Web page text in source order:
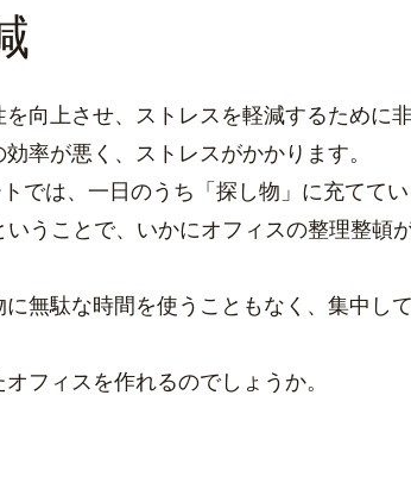
向上させ、ストレスを軽減するために
率が悪く、ストレスがかかります。
では、一日のうち「探し物」に充てて
うことで、いかにオフィスの整理整頓
無駄な時間を使うこともなく、集中し
フィスを作れるのでしょうか。